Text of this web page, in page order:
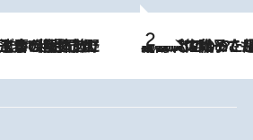
2026.8.5
【阿川佐和子さんの年とる力】なぜ70代で始めた趣味は“こんなに楽しい”のか？ ピアノ、俳句…スランプに陥っても続けられる“ある秘訣”とは